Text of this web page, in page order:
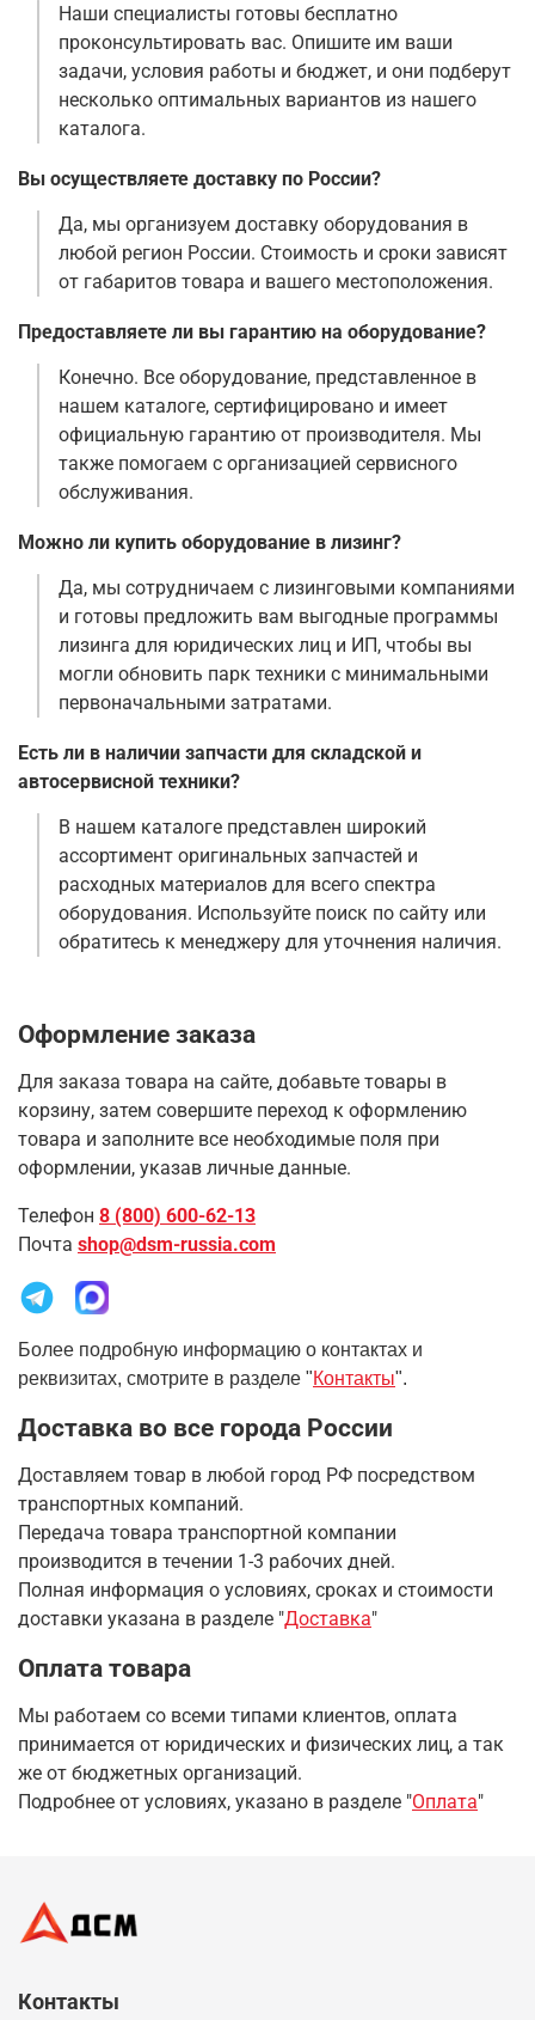
Наши специалисты готовы бесплатно
проконсультировать вас. Опишите им ваши
задачи, условия работы и бюджет, и они подберут
несколько оптимальных вариантов из нашего
каталога.
Вы осуществляете доставку по России?
Да, мы организуем доставку оборудования в
любой регион России. Стоимость и сроки зависят
от габаритов товара и вашего местоположения.
Предоставляете ли вы гарантию на оборудование?
Конечно. Все оборудование, представленное в
нашем каталоге, сертифицировано и имеет
официальную гарантию от производителя. Мы
также помогаем с организацией сервисного
обслуживания.
Можно ли купить оборудование в лизинг?
Да, мы сотрудничаем с лизинговыми компаниями
и готовы предложить вам выгодные программы
лизинга для юридических лиц и ИП, чтобы вы
могли обновить парк техники с минимальными
первоначальными затратами.
Есть ли в наличии запчасти для складской и
автосервисной техники?
В нашем каталоге представлен широкий
ассортимент оригинальных запчастей и
расходных материалов для всего спектра
оборудования. Используйте поиск по сайту или
обратитесь к менеджеру для уточнения наличия.
Оформление заказа
Для заказа товара на сайте, добавьте товары в
корзину, затем совершите переход к оформлению
товара и заполните все необходимые поля при
оформлении, указав личные данные.
Телефон 8 (800) 600-62-13
Почта shop@dsm-russia.com
Более подробную информацию о контактах и
реквизитах, смотрите в разделе "Контакты".
Доставка во все города России
Доставляем товар в любой город РФ посредством
транспортных компаний.
Передача товара транспортной компании
производится в течении 1-3 рабочих дней.
Полная информация о условиях, сроках и стоимости
доставки указана в разделе "Доставка"
Оплата товара
Мы работаем со всеми типами клиентов, оплата
принимается от юридических и физических лиц, а так
же от бюджетных организаций.
Подробнее от условиях, указано в разделе "Оплата"
Контакты